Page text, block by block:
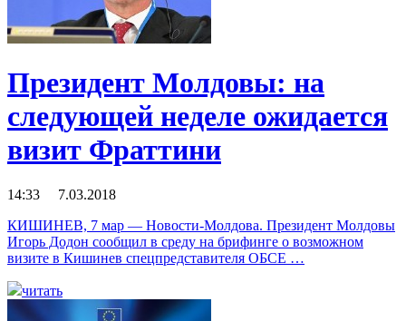
Президент Молдовы: на
следующей неделе ожидается
визит Фраттини
14:33 7.03.2018
КИШИНЕВ, 7 мар — Новости-Молдова. Президент Молдовы
Игорь Додон сообщил в среду на брифинге о возможном
визите в Кишинев спецпредставителя ОБСЕ …
читать